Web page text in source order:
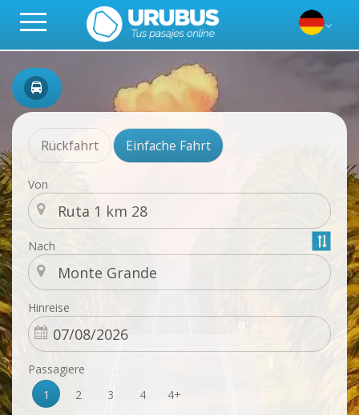
Rückfahrt Einfache Fahrt
Von
Nach
Hinreise
Passagiere
1
2 3 4 4+